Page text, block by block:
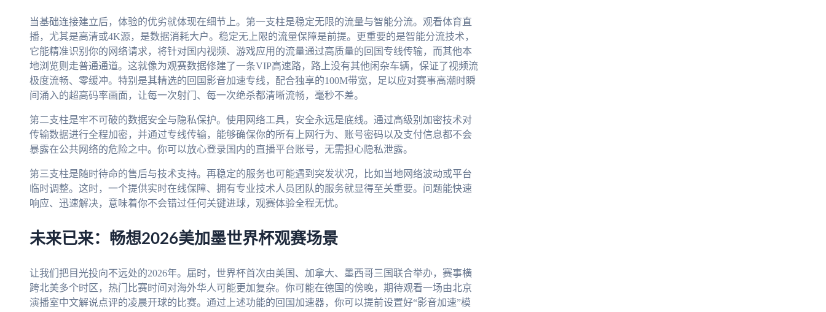
当基础连接建立后，体验的优劣就体现在细节上。第一支柱是稳定无限的流量与智能分流。观看体育直
播，尤其是高清或4K源，是数据消耗大户。稳定无上限的流量保障是前提。更重要的是智能分流技术，
它能精准识别你的网络请求，将针对国内视频、游戏应用的流量通过高质量的回国专线传输，而其他本
地浏览则走普通通道。这就像为观赛数据修建了一条VIP高速路，路上没有其他闲杂车辆，保证了视频流
极度流畅、零缓冲。特别是其精选的回国影音加速专线，配合独享的100M带宽，足以应对赛事高潮时瞬
间涌入的超高码率画面，让每一次射门、每一次绝杀都清晰流畅，毫秒不差。
第二支柱是牢不可破的数据安全与隐私保护。使用网络工具，安全永远是底线。通过高级别加密技术对
传输数据进行全程加密，并通过专线传输，能够确保你的所有上网行为、账号密码以及支付信息都不会
暴露在公共网络的危险之中。你可以放心登录国内的直播平台账号，无需担心隐私泄露。
第三支柱是随时待命的售后与技术支持。再稳定的服务也可能遇到突发状况，比如当地网络波动或平台
临时调整。这时，一个提供实时在线保障、拥有专业技术人员团队的服务就显得至关重要。问题能快速
响应、迅速解决，意味着你不会错过任何关键进球，观赛体验全程无忧。
未来已来：畅想2026美加墨世界杯观赛场景
让我们把目光投向不远处的2026年。届时，世界杯首次由美国、加拿大、墨西哥三国联合举办，赛事横
跨北美多个时区，热门比赛时间对海外华人可能更加复杂。你可能在德国的傍晚，期待观看一场由北京
演播室中文解说点评的凌晨开球的比赛。通过上述功能的回国加速器，你可以提前设置好“影音加速”模